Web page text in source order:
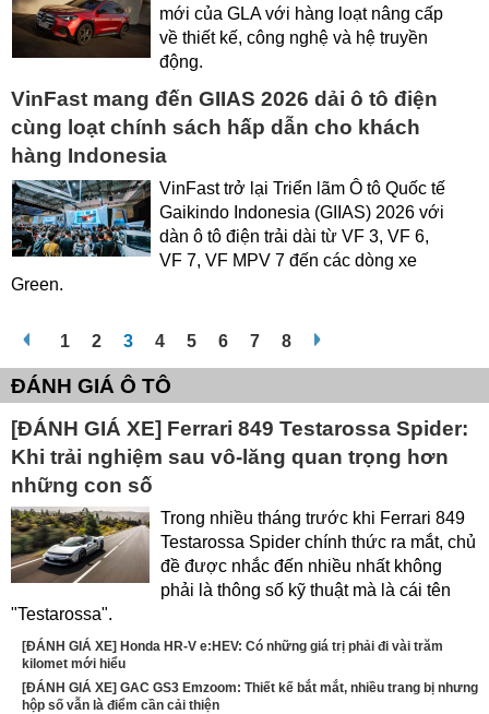
mới của GLA với hàng loạt nâng cấp
về thiết kế, công nghệ và hệ truyền
động.
VinFast mang đến GIIAS 2026 dải ô tô điện
cùng loạt chính sách hấp dẫn cho khách
hàng Indonesia
VinFast trở lại Triển lãm Ô tô Quốc tế
Gaikindo Indonesia (GIIAS) 2026 với
dàn ô tô điện trải dài từ VF 3, VF 6,
VF 7, VF MPV 7 đến các dòng xe
Green.
1 2 3 4 5 6 7 8
ĐÁNH GIÁ Ô TÔ
[ĐÁNH GIÁ XE] Ferrari 849 Testarossa Spider:
Khi trải nghiệm sau vô-lăng quan trọng hơn
những con số
Trong nhiều tháng trước khi Ferrari 849
Testarossa Spider chính thức ra mắt, chủ
đề được nhắc đến nhiều nhất không
phải là thông số kỹ thuật mà là cái tên
"Testarossa".
[ĐÁNH GIÁ XE] Honda HR-V e:HEV: Có những giá trị phải đi vài trăm
kilomet mới hiểu
[ĐÁNH GIÁ XE] GAC GS3 Emzoom: Thiết kế bắt mắt, nhiều trang bị nhưng
hộp số vẫn là điểm cần cải thiện